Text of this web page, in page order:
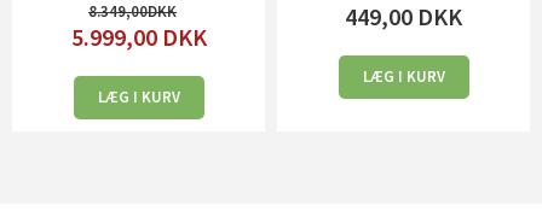
8.349,00
5.999,00 DKK
LÆG I KURV
449,00 DKK
LÆG I KURV